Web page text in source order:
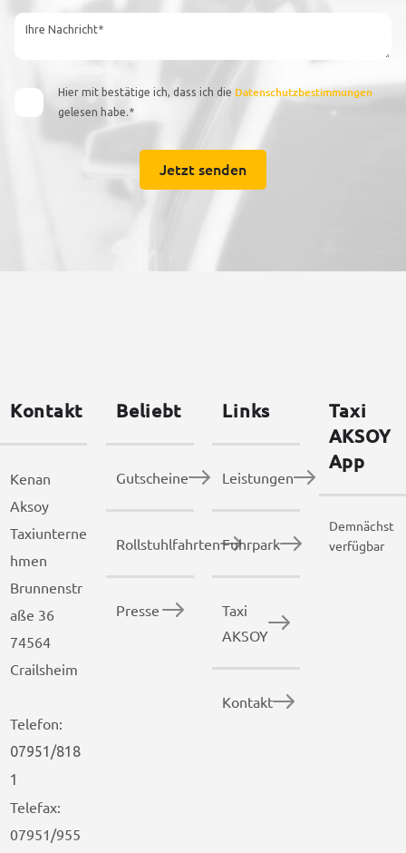
Hier mit bestätige ich, dass ich die Datenschutzbestimmungen
gelesen habe.*
Kontakt
Kenan
Aksoy
Taxiunterne
hmen
Brunnenstr
aße 36
74564
Crailsheim
Telefon:
07951/818
1
Telefax:
07951/955
Beliebt
Gutscheine
Rollstuhlfahrten
Presse
Links
Leistungen
Fuhrpark
Taxi
AKSOY
Kontakt
Taxi
AKSOY
App
Demnächst
verfügbar